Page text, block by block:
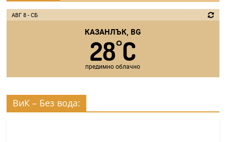
АВГ 8 - СБ
КАЗАНЛЪК, BG
28°C
предимно облачно
ВиК – Без вода: